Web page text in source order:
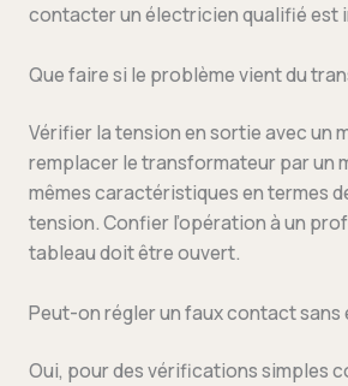
contacter un électricien qualifié est
Que faire si le problème vient du
Vérifier la tension en sortie avec un
remplacer le transformateur par un
mêmes caractéristiques en termes
tension. Confier l’opération à un
tableau doit être ouvert.
Peut-on régler un faux contact sans
Oui, pour des vérifications simples